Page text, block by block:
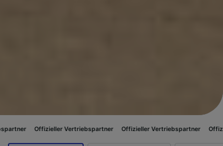
Vertriebspartner Offizieller Vertriebspartner Offizieller